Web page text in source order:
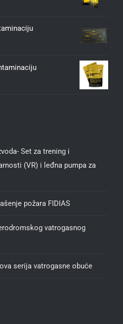
Set za trening i
(VR) i leđna pumpa za
požara FIDIAS
vatrogasnog
serija vatrogasne obuće